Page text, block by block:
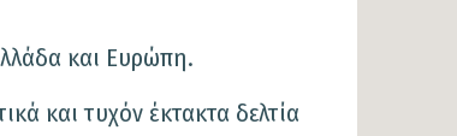
και Ευρώπη.
και τυχόν έκτακτα δελτία